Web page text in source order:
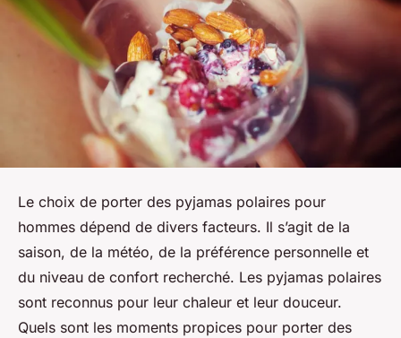
Le choix de porter des pyjamas polaires pour
hommes dépend de divers facteurs. Il s’agit de la
saison, de la météo, de la préférence personnelle et
du niveau de confort recherché. Les pyjamas polaires
sont reconnus pour leur chaleur et leur douceur.
Quels sont les moments propices pour porter des